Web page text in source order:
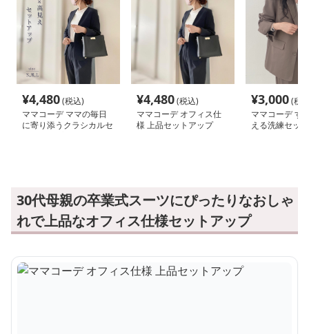
¥4,480(税込)
ママコーデ ママの毎日
に寄り添うクラシカルセ
¥4,480(税込)
ママコーデ オフィス仕
様 上品セットアップ
¥3,000(税
ママコーデ す
える洗練セッ
30代母親の卒業式スーツにぴったりなおしゃ
れで上品なオフィス仕様セットアップ